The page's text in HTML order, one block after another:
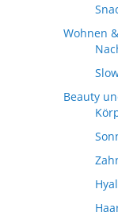
Wohnen
Beauty